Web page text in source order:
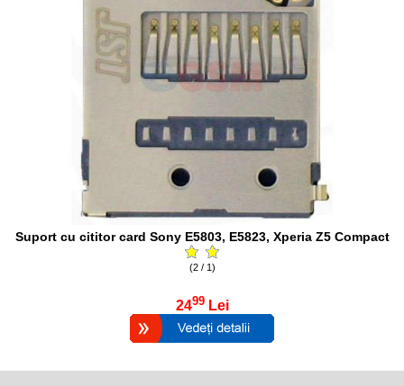
Suport cu cititor card Sony E5803, E5823, Xperia Z5 Compact
(2 / 1)
2499 Lei